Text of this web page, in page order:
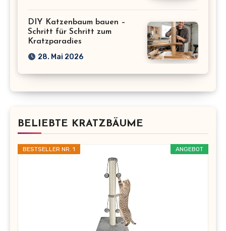
DIY Katzenbaum bauen –
Schritt für Schritt zum
Kratzparadies
28. Mai 2026
BELIEBTE KRATZBÄUME
ANGEBOT
BESTSELLER NR. 1